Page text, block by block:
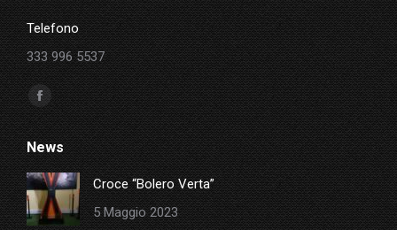
Telefono
333 996 5537
Ci puoi trovare su:
Facebook
page
opens
in
new
window
News
Croce “Bolero Verta”
5 Maggio 2023